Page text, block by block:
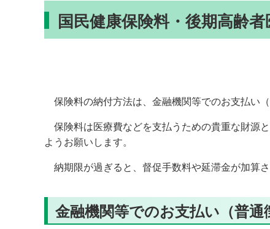
国民健康保険料・後期高齢
保険料の納付方法は、金融機関等でのお支払い
保険料は医療費などを支払うための貴重な財源
ようお願いします。
納期限が過ぎると、督促手数料や延滞金が加算さ
金融機関等でのお支払い（普通